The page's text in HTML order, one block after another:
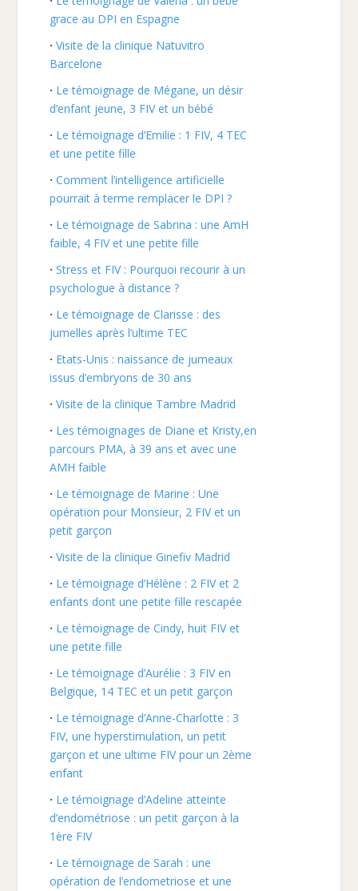
grace au DPI en Espagne
Visite de la clinique Natuvitro
Barcelone
Le témoignage de Mégane, un désir
d’enfant jeune, 3 FIV et un bébé
Le témoignage d’Emilie : 1 FIV, 4 TEC
et une petite fille
Comment l’intelligence artificielle
pourrait à terme remplacer le DPI ?
Le témoignage de Sabrina : une AmH
faible, 4 FIV et une petite fille
Stress et FIV : Pourquoi recourir à un
psychologue à distance ?
Le témoignage de Clarisse : des
jumelles après l’ultime TEC
Etats-Unis : naissance de jumeaux
issus d’embryons de 30 ans
Visite de la clinique Tambre Madrid
Les témoignages de Diane et Kristy,en
parcours PMA, à 39 ans et avec une
AMH faible
Le témoignage de Marine : Une
opération pour Monsieur, 2 FIV et un
petit garçon
Visite de la clinique Ginefiv Madrid
Le témoignage d’Hélène : 2 FIV et 2
enfants dont une petite fille rescapée
Le témoignage de Cindy, huit FIV et
une petite fille
Le témoignage d’Aurélie : 3 FIV en
Belgique, 14 TEC et un petit garçon
Le témoignage d’Anne-Charlotte : 3
FIV, une hyperstimulation, un petit
garçon et une ultime FIV pour un 2ème
enfant
Le témoignage d’Adeline atteinte
d’endométriose : un petit garçon à la
1ère FIV
Le témoignage de Sarah : une
opération de l’endometriose et une